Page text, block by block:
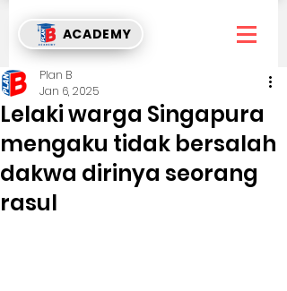
ACADEMY
Lelaki warga Singapura
mengaku tidak bersalah
dakwa dirinya seorang
rasul
Plan B
Jan 6, 2025